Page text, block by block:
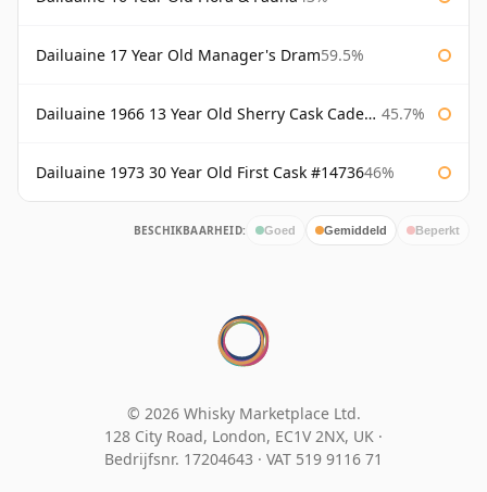
Dailuaine 17 Year Old Manager's Dram59.5%
Dailuaine 1966 13 Year Old Sherry Cask Cadenhead's 45.7%
Dailuaine 1973 30 Year Old First Cask #1473646%
BESCHIKBAARHEID: Goed Gemiddeld Beperkt
© 2026 Whisky Marketplace Ltd.
128 City Road, London, EC1V 2NX, UK ·
Bedrijfsnr. 17204643 · VAT 519 9116 71